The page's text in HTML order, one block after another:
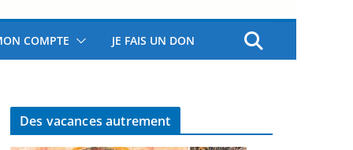
COMPTE JE FAIS UN DON
Des vacances autrement